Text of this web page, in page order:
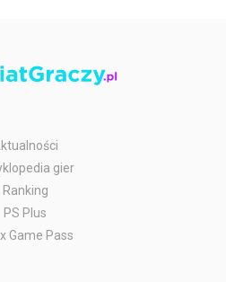
gier
Ranking
PS Plus
Game Pass